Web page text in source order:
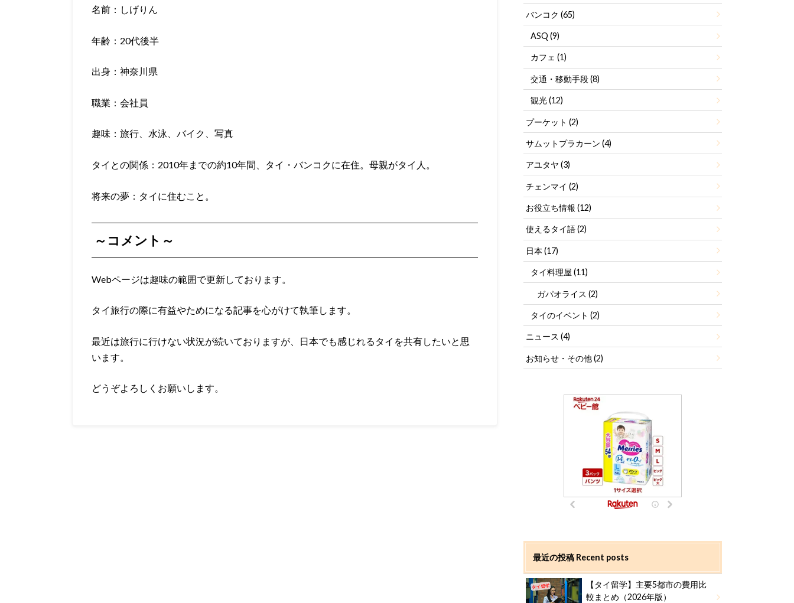
名前：しげりん
年齢：20代後半
出身：神奈川県
職業：会社員
趣味：旅行、水泳、バイク、写真
タイとの関係：2010年までの約10年間、タイ・バンコクに在住。母親がタイ人。
将来の夢：タイに住むこと。
～コメント～
Webページは趣味の範囲で更新しております。
タイ旅行の際に有益やためになる記事を心がけて執筆します。
最近は旅行に行けない状況が続いておりますが、日本でも感じれるタイを共有したいと思
います。
どうぞよろしくお願いします。
バンコク(65)
ASQ (9)
カフェ (1)
交通・移動手段(8)
観光(12)
プーケット(2)
サムットプラカーン(4)
アユタヤ(3)
チェンマイ(2)
お役立ち情報(12)
使えるタイ語(2)
日本(17)
タイ料理屋 (11)
ガパオライス(2)
タイのイベント (2)
ニュース(4)
お知らせ・その他(2)
最近の投稿 Recent posts
【タイ留学】主要5都市の費用比
較まとめ（2026年版）